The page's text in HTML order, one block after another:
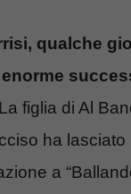
qualche
figlia di Al
ha lasciato
a